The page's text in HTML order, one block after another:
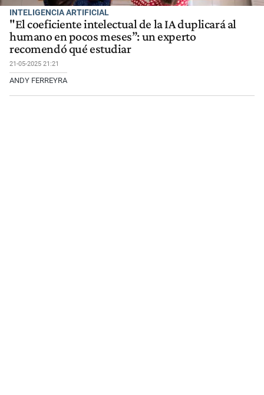
INTELIGENCIA ARTIFICIAL
"El coeficiente intelectual de la IA duplicará al
humano en pocos meses”: un experto
recomendó qué estudiar
21-05-2025 21:21
ANDY FERREYRA